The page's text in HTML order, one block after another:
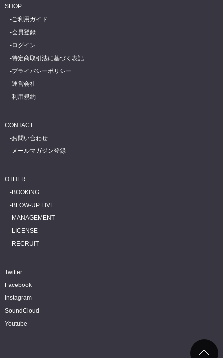
SHOP
ご利用ガイド
会員登録
ログイン
特定商取引法に基づく表記
プライバシーポリシー
運営会社
利用規約
CONTACT
お問い合わせ
メールマガジン登録
OTHER
BOOKING
BLOW-UP LIVE
MANAGEMENT
LICENSE
RECRUIT
Twitter
Facebook
Instagram
SoundCloud
Youtube